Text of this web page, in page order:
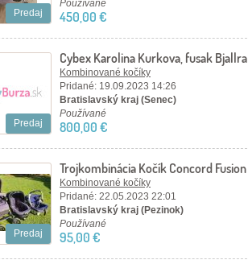
Predaj
Používané
450,00 €
Predaj
Cybex Karolina Kurkova, fusak Bjallra
Kombinované kočíky
Pridané: 19.09.2023 14:26
Bratislavský kraj (Senec)
Používané
800,00 €
Predaj
Trojkombinácia Kočík Concord Fusion
Kombinované kočíky
Pridané: 22.05.2023 22:01
Bratislavský kraj (Pezinok)
Používané
95,00 €